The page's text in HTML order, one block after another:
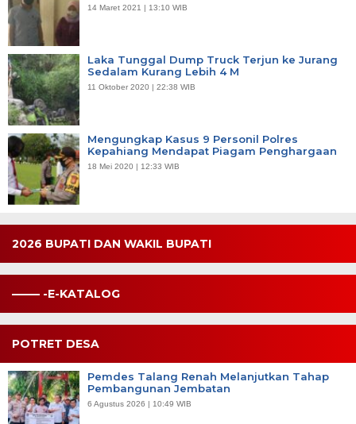
14 Maret 2021 | 13:10 WIB
Laka Tunggal Dump Truck Terjun ke Jurang
Sedalam Kurang Lebih 4 M
11 Oktober 2020 | 22:38 WIB
Mengungkap Kasus 9 Personil Polres
Kepahiang Mendapat Piagam Penghargaan
18 Mei 2020 | 12:33 WIB
2026 BUPATI DAN WAKIL BUPATI
——– -E-KATALOG
POTRET DESA
Pemdes Talang Renah Melanjutkan Tahap
Pembangunan Jembatan
6 Agustus 2026 | 10:49 WIB